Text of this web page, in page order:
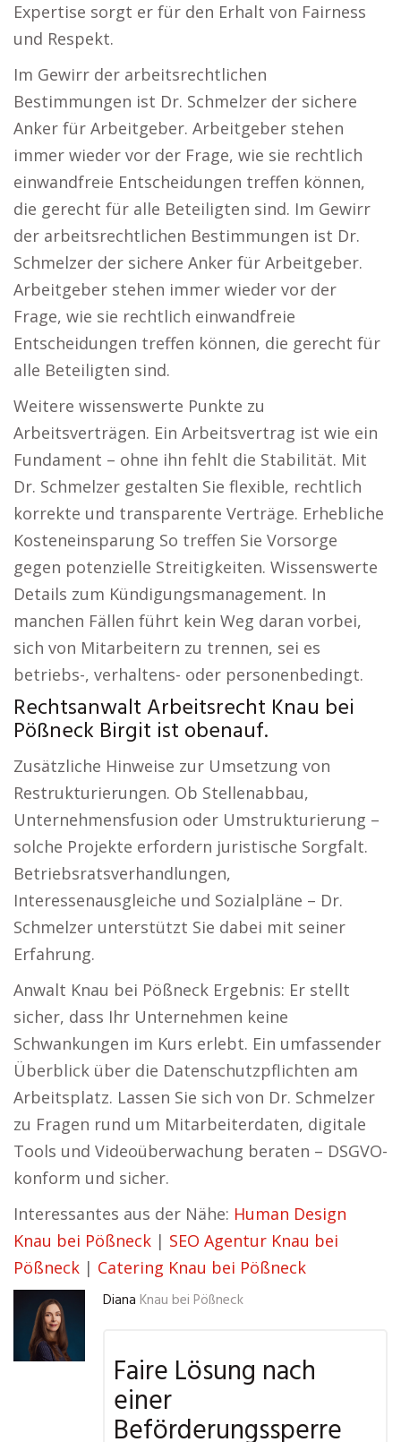
Expertise sorgt er für den Erhalt von Fairness
und Respekt.
Im Gewirr der arbeitsrechtlichen
Bestimmungen ist Dr. Schmelzer der sichere
Anker für Arbeitgeber. Arbeitgeber stehen
immer wieder vor der Frage, wie sie rechtlich
einwandfreie Entscheidungen treffen können,
die gerecht für alle Beteiligten sind. Im Gewirr
der arbeitsrechtlichen Bestimmungen ist Dr.
Schmelzer der sichere Anker für Arbeitgeber.
Arbeitgeber stehen immer wieder vor der
Frage, wie sie rechtlich einwandfreie
Entscheidungen treffen können, die gerecht für
alle Beteiligten sind.
Weitere wissenswerte Punkte zu
Arbeitsverträgen. Ein Arbeitsvertrag ist wie ein
Fundament – ohne ihn fehlt die Stabilität. Mit
Dr. Schmelzer gestalten Sie flexible, rechtlich
korrekte und transparente Verträge. Erhebliche
Kosteneinsparung So treffen Sie Vorsorge
gegen potenzielle Streitigkeiten. Wissenswerte
Details zum Kündigungsmanagement. In
manchen Fällen führt kein Weg daran vorbei,
sich von Mitarbeitern zu trennen, sei es
betriebs-, verhaltens- oder personenbedingt.
Rechtsanwalt Arbeitsrecht Knau bei
Pößneck Birgit ist obenauf.
Zusätzliche Hinweise zur Umsetzung von
Restrukturierungen. Ob Stellenabbau,
Unternehmensfusion oder Umstrukturierung –
solche Projekte erfordern juristische Sorgfalt.
Betriebsratsverhandlungen,
Interessenausgleiche und Sozialpläne – Dr.
Schmelzer unterstützt Sie dabei mit seiner
Erfahrung.
Anwalt Knau bei Pößneck Ergebnis: Er stellt
sicher, dass Ihr Unternehmen keine
Schwankungen im Kurs erlebt. Ein umfassender
Überblick über die Datenschutzpflichten am
Arbeitsplatz. Lassen Sie sich von Dr. Schmelzer
zu Fragen rund um Mitarbeiterdaten, digitale
Tools und Videoüberwachung beraten – DSGVO-
konform und sicher.
Interessantes aus der Nähe: Human Design
Knau bei Pößneck | SEO Agentur Knau bei
Pößneck | Catering Knau bei Pößneck
Diana Knau bei Pößneck
Faire Lösung nach
einer
Beförderungssperre